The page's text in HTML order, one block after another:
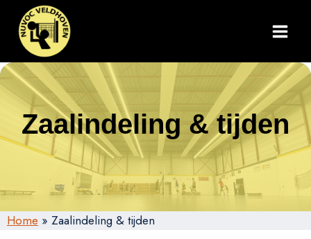
Doorgaan
naar
inhoud
Zaalindeling & tijden
Home » Zaalindeling & tijden